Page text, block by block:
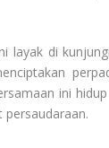
layak di
ini
persaudaraan.